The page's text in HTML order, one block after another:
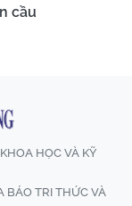
cầu
HỌC VÀ KỸ
BÁO TRI THỨC VÀ